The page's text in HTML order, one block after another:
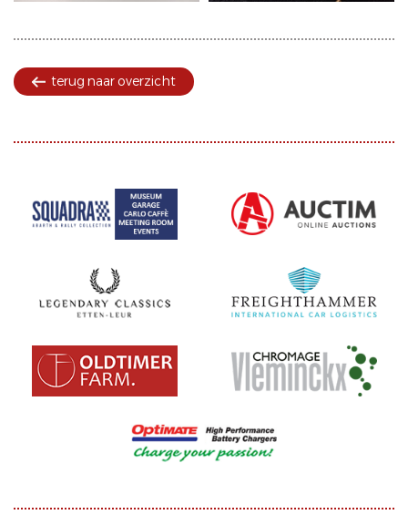
terug naar overzicht